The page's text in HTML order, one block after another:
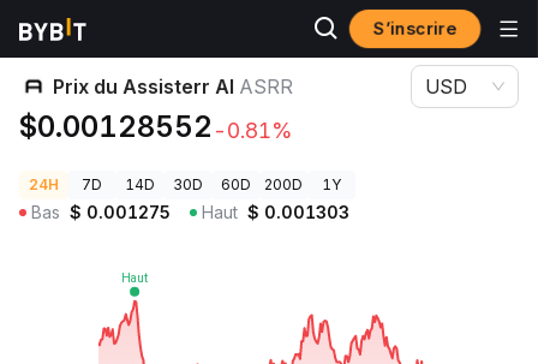
S’inscrire
Prix des cryptos Prix du Assisterr AI ASRR
Prix du Assisterr AI ASRR
$0.00128552 -0.81%
USD
24H 7D 14D 30D 60D 200D 1Y
Bas $ 0.001275 Haut $ 0.001303